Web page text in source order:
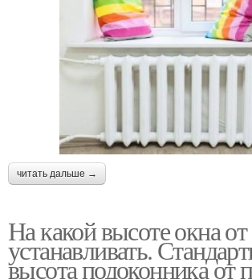
читать дальше →
На какой высоте окна
устанавливать.
высота подоконника от